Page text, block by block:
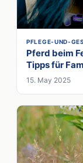
PFLEGE-UND-
Pferd beim
Tipps für
15. May 2025